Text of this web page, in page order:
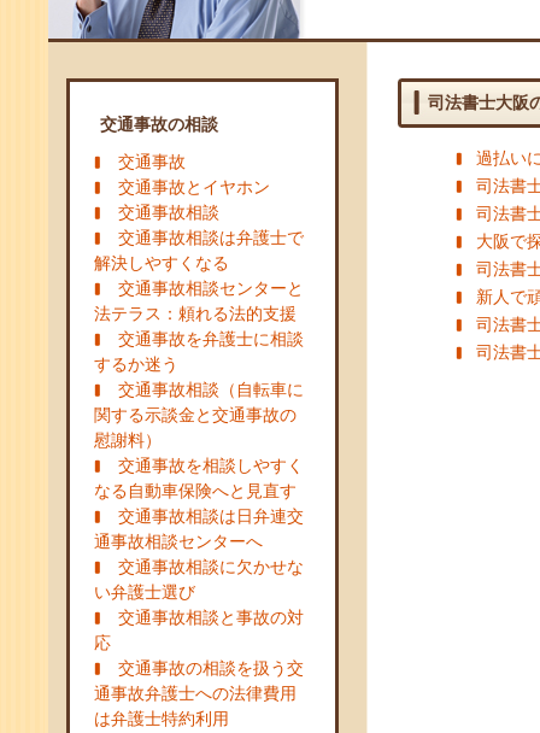
交通事故の相談
交通事故
交通事故とイヤホン
交通事故相談
交通事故相談は弁護士で
解決しやすくなる
交通事故相談センターと
法テラス：頼れる法的支援
交通事故を弁護士に相談
するか迷う
交通事故相談（自転車に
関する示談金と交通事故の
慰謝料）
交通事故を相談しやすく
なる自動車保険へと見直す
交通事故相談は日弁連交
通事故相談センターへ
交通事故相談に欠かせな
い弁護士選び
交通事故相談と事故の対
応
交通事故の相談を扱う交
通事故弁護士への法律費用
は弁護士特約利用
司法書士大阪
過払い
司法書
司法書
大阪で
司法書
新人で
司法書
司法書